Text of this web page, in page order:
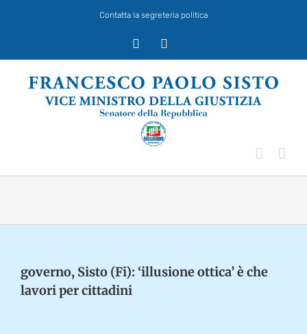
Contatta la segreteria politica
governo, Sisto (Fi): ‘illusione ottica’ è che
lavori per cittadini